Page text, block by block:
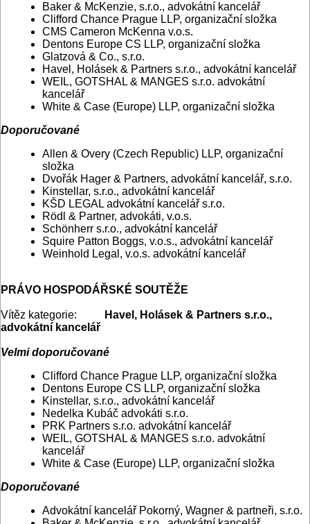
Baker & McKenzie, s.r.o., advokátní kancelář
Clifford Chance Prague LLP, organizační složka
CMS Cameron McKenna v.o.s.
Dentons Europe CS LLP, organizační složka
Glatzová & Co., s.r.o.
Havel, Holásek & Partners s.r.o., advokátní kancelář
WEIL, GOTSHAL & MANGES s.r.o. advokátní
kancelář
White & Case (Europe) LLP, organizační složka
Doporučované
Allen & Overy (Czech Republic) LLP, organizační
složka
Dvořák Hager & Partners, advokátní kancelář, s.r.o.
Kinstellar, s.r.o., advokátní kancelář
KŠD LEGAL advokátní kancelář s.r.o.
Rödl & Partner, advokáti, v.o.s.
Schönherr s.r.o., advokátní kancelář
Squire Patton Boggs, v.o.s., advokátní kancelář
Weinhold Legal, v.o.s. advokátní kancelář
PRÁVO HOSPODÁŘSKÉ SOUTĚŽE
Vítěz kategorie:
Havel, Holásek & Partners s.r.o.,
advokátní kancelář
Velmi doporučované
Clifford Chance Prague LLP, organizační složka
Dentons Europe CS LLP, organizační složka
Kinstellar, s.r.o., advokátní kancelář
Nedelka Kubáč advokáti s.r.o.
PRK Partners s.r.o. advokátní kancelář
WEIL, GOTSHAL & MANGES s.r.o. advokátní
kancelář
White & Case (Europe) LLP, organizační složka
Doporučované
Advokátní kancelář Pokorný, Wagner & partneři, s.r.o.